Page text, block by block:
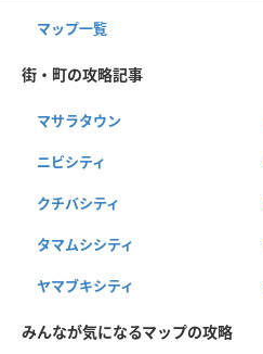
マップ一覧
街・町の攻略記事
マサラタウン
ニビシティ
クチバシティ
タマムシシティ
ヤマブキシティ
みんなが気になるマップの攻略